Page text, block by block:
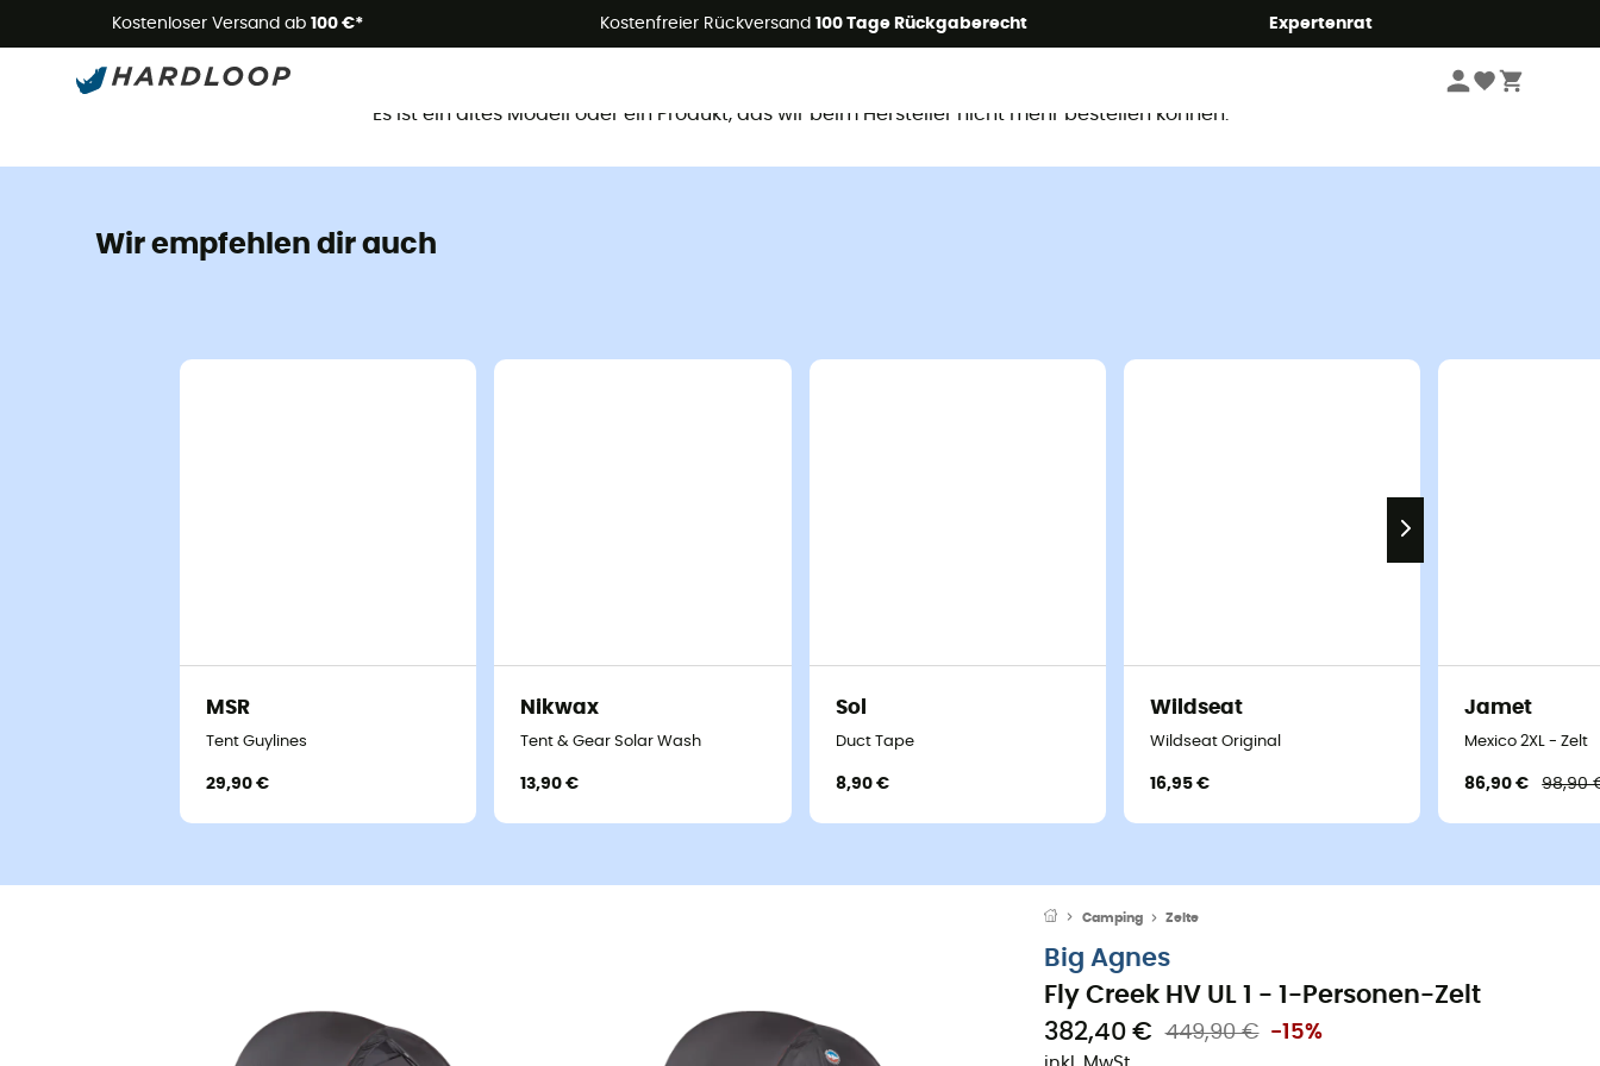
Kostenloser Versand ab 100 €* Kostenfreier Rückversand 100 Tage Rückgaberecht Expertenrat
Es ist ein altes Modell oder ein Produkt, das wir beim Hersteller nicht mehr bestellen können.
Wir empfehlen dir auch
MSR
Tent Guylines
29,90 €
Nikwax
Tent & Gear Solar Wash
13,90 €
Sol
Duct Tape
8,90 €
Wildseat
Wildseat Original
16,95 €
Jamet
Mexico 2XL - Zelt
86,90 € 98,90
Camping Zelte
Big Agnes
Fly Creek HV UL 1 - 1-Personen-Zelt
382,40 €
449,90 € -15%